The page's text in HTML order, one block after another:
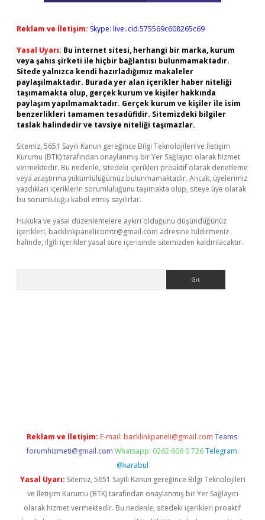
Reklam ve İletişim: Skype: live:.cid.575569c608265c69
Yasal Uyarı: Bu internet sitesi, herhangi bir marka, kurum
veya şahıs şirketi ile hiçbir bağlantısı bulunmamaktadır.
Sitede yalnızca kendi hazırladığımız makaleler
paylaşılmaktadır. Burada yer alan içerikler haber niteliği
taşımamakta olup, gerçek kurum ve kişiler hakkında
paylaşım yapılmamaktadır. Gerçek kurum ve kişiler ile isim
benzerlikleri tamamen tesadüfidir. Sitemizdeki bilgiler
taslak halindedir ve tavsiye niteliği taşımazlar.
Sitemiz, 5651 Sayılı Kanun gereğince Bilgi Teknolojileri ve İletişim
Kurumu (BTK) tarafından onaylanmış bir Yer Sağlayıcı olarak hizmet
vermektedir. Bu nedenle, sitedeki içerikleri proaktif olarak denetleme
veya araştırma yükümlülüğümüz bulunmamaktadır. Ancak, üyelerimiz
yazdıkları içeriklerin sorumluluğunu taşımakta olup, siteye üye olarak
bu sorumluluğu kabul etmiş sayılırlar.
Hukuka ve yasal düzenlemelere aykırı olduğunu düşündüğünüz
içerikleri, backlinkpanelicomtr@gmail.com adresine bildirmeniz
halinde, ilgili içerikler yasal süre içerisinde sitemizden kaldırılacaktır.
Reklam ve İletişim: E-mail: backlinkpaneli@gmail.com Teams:
forumhizmeti@gmail.com Whatsapp: 0262 606 0 726 Telegram:
@karabul
Yasal Uyarı: Sitemiz, 5651 Sayılı Kanun gereğince Bilgi Teknolojileri
ve İletişim Kurumu (BTK) tarafından onaylanmış bir Yer Sağlayıcı
olarak hizmet vermektedir. Bu nedenle, sitedeki içerikleri proaktif